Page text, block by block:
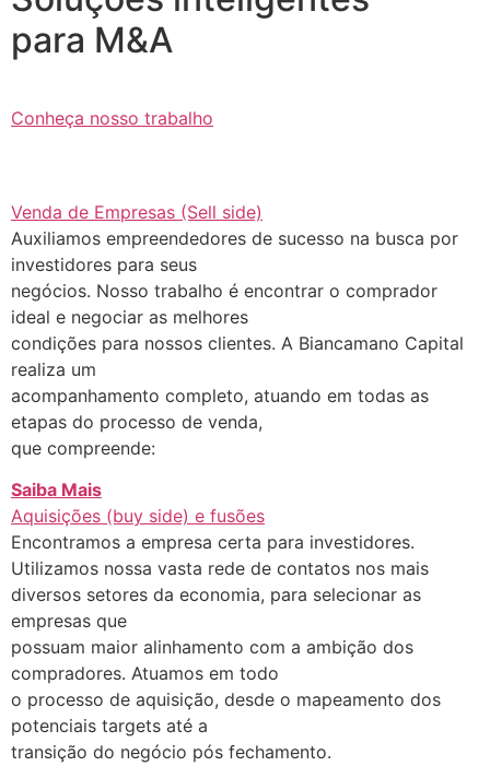
para M&A
Conheça nosso trabalho
Venda de Empresas (Sell side)
Auxiliamos empreendedores de sucesso na busca por
investidores para seus
negócios. Nosso trabalho é encontrar o comprador
ideal e negociar as melhores
condições para nossos clientes. A Biancamano Capital
realiza um
acompanhamento completo, atuando em todas as
etapas do processo de venda,
que compreende:
Saiba Mais
Aquisições (buy side) e fusões
Encontramos a empresa certa para investidores.
Utilizamos nossa vasta rede de contatos nos mais
diversos setores da economia, para selecionar as
empresas que
possuam maior alinhamento com a ambição dos
compradores. Atuamos em todo
o processo de aquisição, desde o mapeamento dos
potenciais targets até a
transição do negócio pós fechamento.